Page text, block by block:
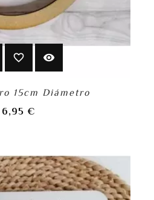
favorite_border visibility
15cm Diámetro
6,95 €